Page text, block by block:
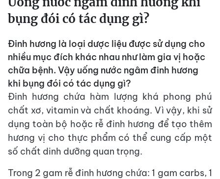
bụng đói có tác dụng gì?
Đinh hương là loại dược liệu được sử dụng cho
nhiều mục đích khác nhau như làm gia vị hoặc
chữa bệnh. Vậy uống nước ngâm đinh hương
khi bụng đói có tác dụng gì?
Đinh hương chứa hàm lượng khá phong phú
chất xơ, vitamin và chất khoáng. Vì vậy, khi sử
dụng toàn bộ hoặc rễ đinh hương để tạo thêm
hương vị cho thực phẩm có thể cung cấp một
số chất dinh dưỡng quan trọng.
Trong 2 gam rễ đinh hương chứa: 1 gam carbs, 1